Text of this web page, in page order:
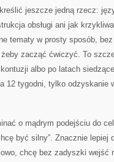
jeszcze jedną rzecz:
obsługi ani jak
tematy w prosty sposób,
zacząć ćwiczyć. To
albo po latach
12 tygodni, tylko odzyskanie
o mądrym podejściu do
być silny”. Znacznie lepiej
chcę bez zadyszki wejść